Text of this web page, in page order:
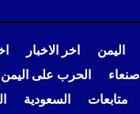
اليمن اخر الاخبار
صنعاء الحرب على اليمن
متابعات السعودية